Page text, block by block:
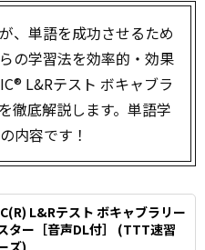
、単語を成功させるため
の学習法を効率的・効果
L&Rテスト ボキャブラ
徹底解説します。単語学
内容です！
L&Rテスト ボキャブラリー
ター［音声DL付］ (TTT速習
ズ)